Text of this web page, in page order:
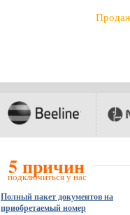
5 причин
подключиться у нас
Полный пакет документов на
приобретаемый номер